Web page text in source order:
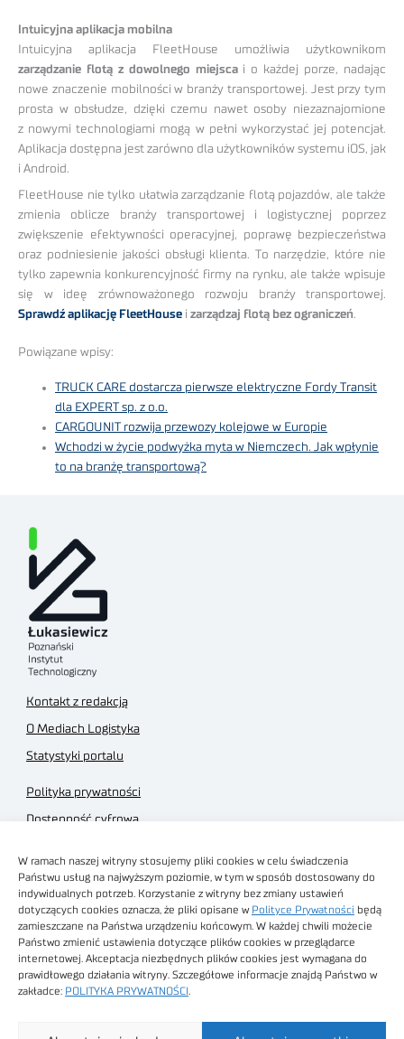
W ramach naszej witryny stosujemy pliki cookies w celu świadczenia
Państwu usług na najwyższym poziomie, w tym w sposób dostosowany do
indywidualnych potrzeb. Korzystanie z witryny bez zmiany ustawień
dotyczących cookies oznacza, że pliki opisane w Polityce Prywatności będą
zamieszczane na Państwa urządzeniu końcowym. W każdej chwili możecie
Państwo zmienić ustawienia dotyczące plików cookies w przeglądarce
internetowej. Akceptacja niezbędnych plików cookies jest wymagana do
prawidłowego działania witryny. Szczegółowe informacje znajdą Państwo w
zakładce: POLITYKA PRYWATNOŚCI
Intuicyjna aplikacja mobilna
Intuicyjna aplikacja FleetHouse umożliwia użytkownikom
zarządzanie flotą z dowolnego miejscai o każdej porze, nadając
nowe znaczenie mobilności w branży transportowej. Jest przy tym
prosta w obsłudze, dzięki czemu nawet osoby niezaznajomione
z nowymi technologiami mogą w pełni wykorzystać jej potencjał.
Aplikacja dostępna jest zarówno dla użytkowników systemu iOS, jak
i Android.
FleetHouse nie tylko ułatwia zarządzanie flotą pojazdów, ale także
zmienia oblicze branży transportowej i logistycznej poprzez
zwiększenie efektywności operacyjnej, poprawę bezpieczeństwa
oraz podniesienie jakości obsługi klienta. To narzędzie, które nie
tylko zapewnia konkurencyjność firmy na rynku, ale także wpisuje
się w ideę zrównoważonego rozwoju branży transportowej.
Sprawdź aplikację FleetHouse i zarządzaj flotą bez ograniczeń.
Powiązane wpisy:
TRUCK CARE dostarcza pierwsze elektryczne Fordy Transit
dla EXPERT sp. z o.o.
CARGOUNIT rozwija przewozy kolejowe w Europie
Wchodzi w życie podwyżka myta w Niemczech. Jak wpłynie
to na branżę transportową?
Kontakt z redakcją
O Mediach Logistyka
Statystyki portalu
Polityka prywatności
Dostępność cyfrowa
Regulamin sklepu
Obrazy stockowe
autorstwa